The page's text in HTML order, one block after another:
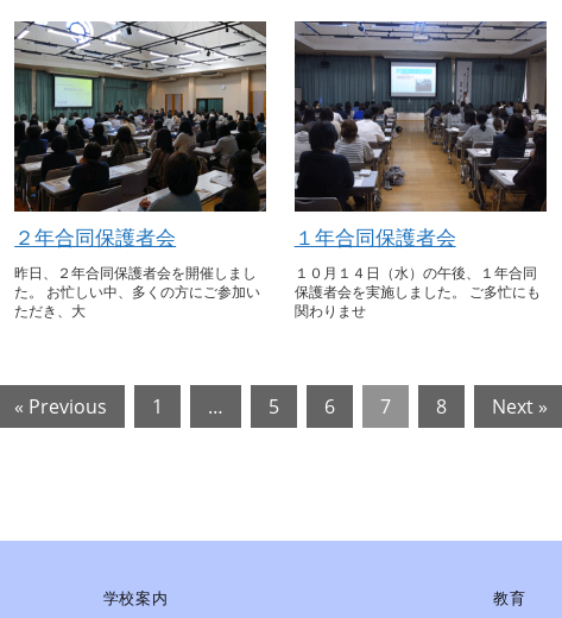
２年合同保護者会
昨日、２年合同保護者会を開催しまし
た。 お忙しい中、多くの方にご参加い
ただき、大
１年合同保護者会
１０月１４日（水）の午後、１年合同
保護者会を実施しました。 ご多忙にも
関わりませ
« Previous 1 … 5 6 7 8 Next »
学校案内 教育